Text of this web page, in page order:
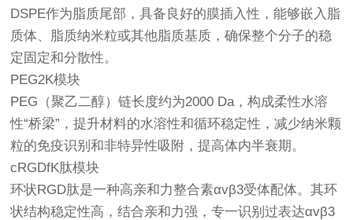
DSPE作为脂质尾部，具备良好的膜插入性，能够嵌入脂
质体、脂质纳米粒或其他脂质基质，确保整个分子的稳
定固定和分散性。
PEG2K模块
PEG（聚乙二醇）链长度约为2000 Da，构成柔性水溶
性“桥梁”，提升材料的水溶性和循环稳定性，减少纳米颗
粒的免疫识别和非特异性吸附，提高体内半衰期。
cRGDfK肽模块
环状RGD肽是一种高亲和力整合素αvβ3受体配体。其环
状结构稳定性高，结合亲和力强，专一识别过表达αvβ3